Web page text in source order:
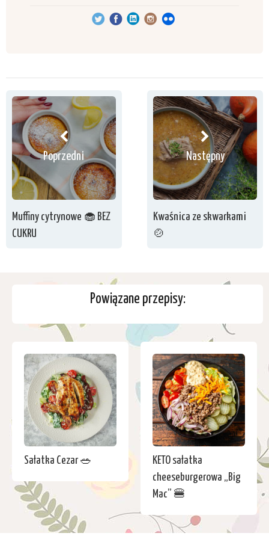
Poprzedni
Muffiny cytrynowe 🧁 BEZ
CUKRU
Następny
Kwaśnica ze skwarkami
🍲
Powiązane przepisy:
Sałatka Cezar 🥗
KETO sałatka
cheeseburgerowa „Big
Mac” 🍔